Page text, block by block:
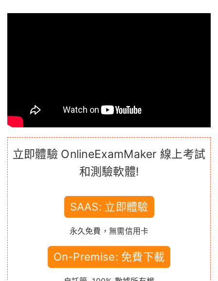
立即體驗 OnlineExamMaker 線上考試
和測驗軟體!
SAAS: 立即體驗
永久免費，無需信用卡
On-Premise: 免費下載